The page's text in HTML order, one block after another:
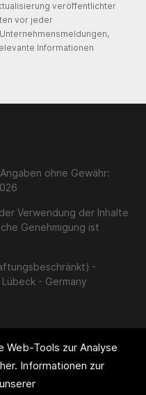
veröffentlichter
vor jeder
Informationen
ohne Gewähr:
Verwendung der Inhalte
Genehmigung ist
-
- Germany
Web-Tools zur Analyse
Informationen zur